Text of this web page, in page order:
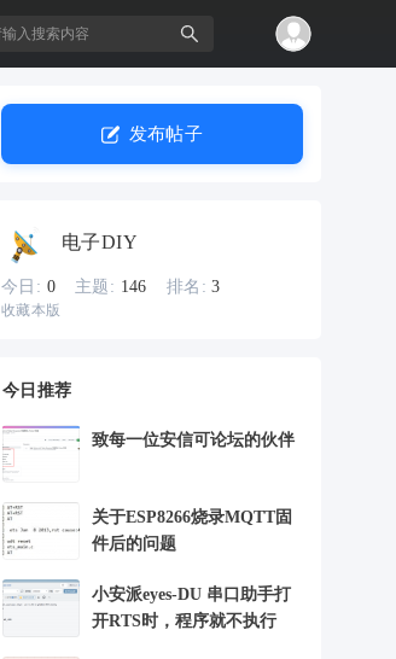
搜
发布帖子
电子DIY
今日: 0 主题: 146 排名:3
收藏本版
今日推荐
致每一位安信可论坛的伙伴
关于ESP8266烧录MQTT固
件后的问题
小安派eyes-DU 串口助手打
开RTS时，程序就不执行